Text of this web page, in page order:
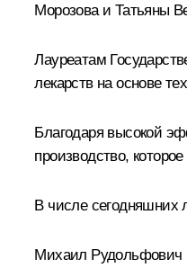
Морозова и Татьяны
Лауреатам
лекарств на основе
Благодаря высокой
производство,
В числе сегодняшних
Михаил Рудольфович